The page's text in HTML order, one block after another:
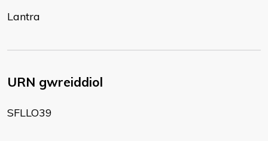
Lantra
URN gwreiddiol
SFLLO39